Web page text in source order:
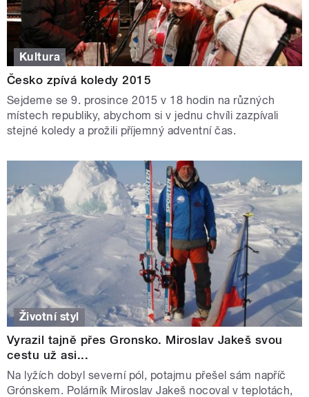
Kultura
Česko zpívá koledy 2015
Sejdeme se 9. prosince 2015 v 18 hodin na různých
místech republiky, abychom si v jednu chvíli zazpívali
stejné koledy a prožili příjemný adventní čas.
Životní styl
Vyrazil tajně přes Gronsko. Miroslav Jakeš svou
cestu už asi...
Na lyžích dobyl severní pól, potajmu přešel sám napříč
Grónskem. Polárník Miroslav Jakeš nocoval v teplotách,